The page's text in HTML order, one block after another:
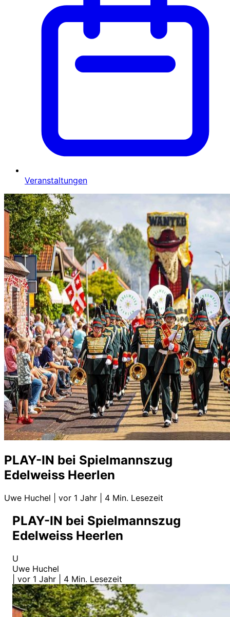
Veranstaltungen
PLAY-IN bei Spielmannszug
Edelweiss Heerlen
Uwe Huchel vor 1 Jahr 4 Min. Lesezeit
PLAY-IN bei Spielmannszug
Edelweiss Heerlen
U
Uwe Huchel
vor 1 Jahr 4 Min. Lesezeit